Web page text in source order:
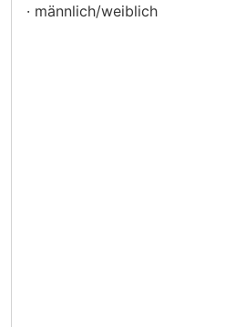
· männlich/weiblich